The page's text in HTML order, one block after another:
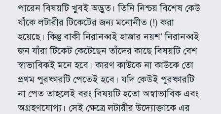
পারেন বিষয়টি খুবই অদ্ভুত। তিনি নিশ্চয় বিশেষ কেউ
যাঁকে লটারীর টিকেটের জন্য মনোনীত (!) করা
হয়েছে। কিন্তু বাকী নিরানব্বই হাজার নয়শ’ নিরানব্বই
জন যাঁরা টিকেট কেটেছেন তাঁদের কাছে বিষয়টি বেশ
স্বাভাবিকই মনে হবে। কারণ কাউকে না কাউকে তো
প্রথম পুরষ্কারটি পেতেই হবে। যদি কেউই পুরষ্কারটি
না পেত তাহলেই বরং বিষয়টি হতো অস্বাভাবিক এবং
অগ্রহণযোগ্য। সেই ক্ষেত্রে লটারীর উদ্যোক্তাকে এর